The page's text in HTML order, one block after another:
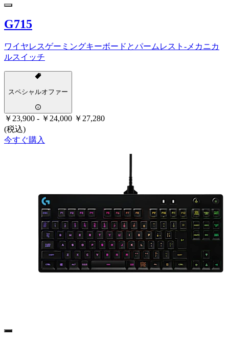
G715
ワイヤレスゲーミングキーボードとパームレスト-メカニカ
ルスイッチ
スペシャルオファー
￥23,900 - ￥24,000 ￥27,280
(税込)
今すぐ購入